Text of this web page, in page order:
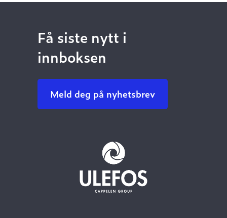
Få siste nytt i
innboksen
Meld deg på nyhetsbrev